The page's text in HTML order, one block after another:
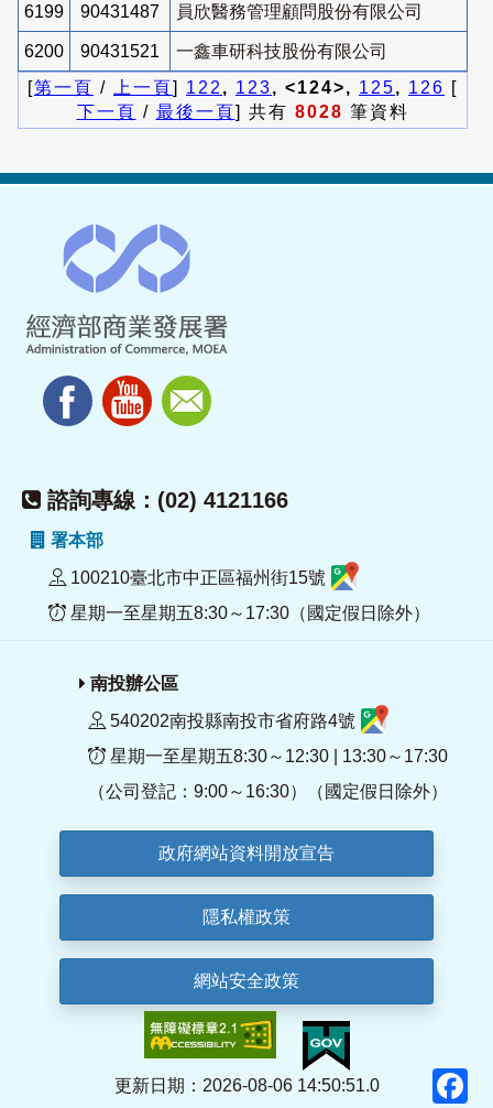
6199 90431487 員欣醫務管理顧問股份有限公司
6200 90431521
一鑫車研科技股份有限公司
[第一頁 / 上一頁] 122 , 123, <124>, 125, 126 [
下一頁 / 最後一頁] 共有 8028 筆資料
諮詢專線：(02) 4121166
署本部
100210臺北市中正區福州街15號
星期一至星期五8:30～17:30（國定假日除外）
南投辦公區
540202南投縣南投市省府路4號
星期一至星期五8:30～12:30 | 13:30～17:30
（公司登記：9:00～16:30）（國定假日除外）
政府網站資料開放宣告
隱私權政策
網站安全政策
更新日期：2026-08-06 14:50:51.0